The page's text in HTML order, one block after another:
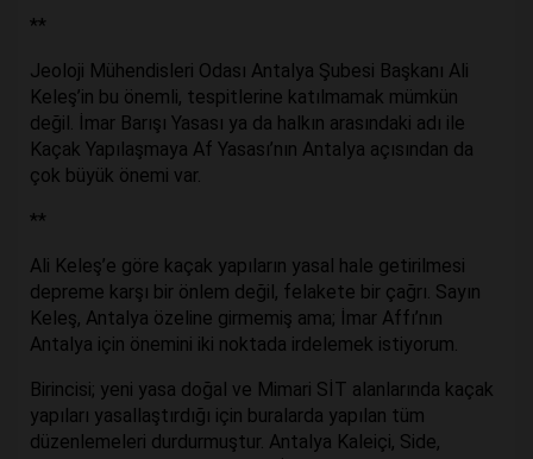
**
Jeoloji Mühendisleri Odası Antalya Şubesi Başkanı Ali
Keleş’in bu önemli, tespitlerine katılmamak mümkün
değil. İmar Barışı Yasası ya da halkın arasındaki adı ile
Kaçak Yapılaşmaya Af Yasası’nın Antalya açısından da
çok büyük önemi var.
**
Ali Keleş’e göre kaçak yapıların yasal hale getirilmesi
depreme karşı bir önlem değil, felakete bir çağrı. Sayın
Keleş, Antalya özeline girmemiş ama; İmar Affı’nın
Antalya için önemini iki noktada irdelemek istiyorum.
Birincisi; yeni yasa doğal ve Mimari SİT alanlarında kaçak
yapıları yasallaştırdığı için buralarda yapılan tüm
düzenlemeleri durdurmuştur. Antalya Kaleiçi, Side,